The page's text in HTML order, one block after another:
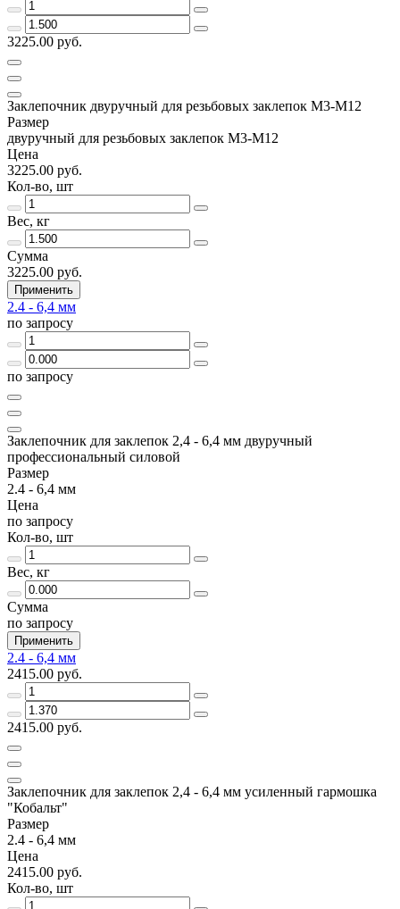
3225.00 руб.
Заклепочник двуручный для резьбовых заклепок M3-M12
Размер
двуручный для резьбовых заклепок M3-M12
Цена
3225.00 руб.
Кол-во, шт
Вес, кг
Сумма
3225.00 руб.
Применить
2.4 - 6,4 мм
по запросу
по запросу
Заклепочник для заклепок 2,4 - 6,4 мм двуручный
профессиональный силовой
Размер
2.4 - 6,4 мм
Цена
по запросу
Кол-во, шт
Вес, кг
Сумма
по запросу
Применить
2.4 - 6,4 мм
2415.00 руб.
2415.00 руб.
Заклепочник для заклепок 2,4 - 6,4 мм усиленный гармошка
"Кобальт"
Размер
2.4 - 6,4 мм
Цена
2415.00 руб.
Кол-во, шт